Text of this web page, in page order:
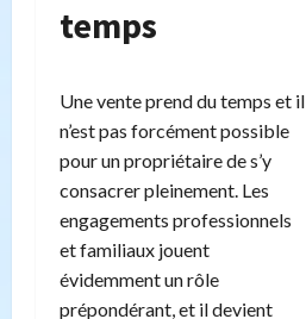
temps
Une vente prend du temps et il
n’est pas forcément possible
pour un propriétaire de s’y
consacrer pleinement. Les
engagements professionnels
et familiaux jouent
évidemment un rôle
prépondérant, et il devient